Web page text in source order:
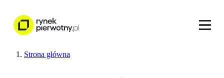
Strona główna